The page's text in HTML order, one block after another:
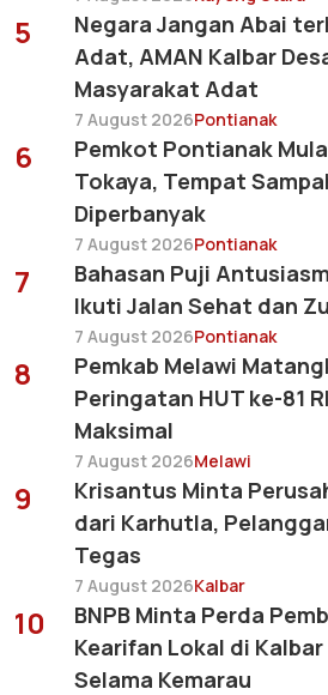
5
Negara Jangan Abai
Adat, AMAN Kalbar
Masyarakat Adat
7 August 2026Pontianak
6
Pemkot Pontianak
Tokaya, Tempat
Diperbanyak
7 August 2026Pontianak
7
Bahasan Puji
Ikuti Jalan Sehat dan
7 August 2026Pontianak
8
Pemkab Melawi
Peringatan HUT ke-81
Maksimal
7 August 2026Melawi
9
Krisantus Minta
dari Karhutla,
Tegas
7 August 2026Kalbar
10
BNPB Minta Perda
Kearifan Lokal di
Selama Kemarau